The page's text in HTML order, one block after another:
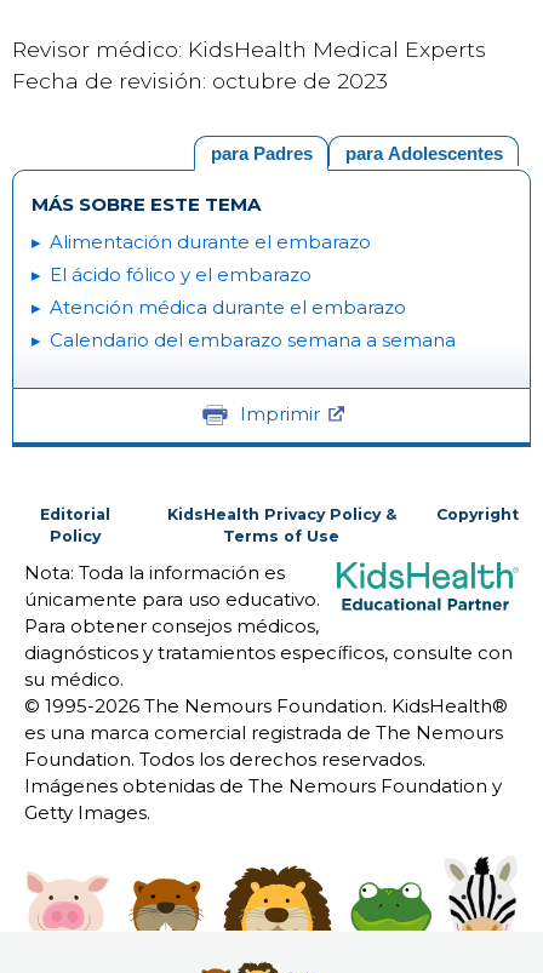
Revisor médico: KidsHealth Medical Experts
Fecha de revisión: octubre de 2023
para Adolescentes
para Padres
MÁS SOBRE ESTE TEMA
Alimentación durante el embarazo
El ácido fólico y el embarazo
Atención médica durante el embarazo
Calendario del embarazo semana a semana
Imprimir
Editorial
Policy
KidsHealth Privacy Policy &
Terms of Use
Copyright
Nota: Toda la información es
únicamente para uso educativo.
Para obtener consejos médicos,
diagnósticos y tratamientos específicos, consulte con
su médico.
© 1995-2026 The Nemours Foundation. KidsHealth®
es una marca comercial registrada de The Nemours
Foundation. Todos los derechos reservados.
Imágenes obtenidas de The Nemours Foundation y
Getty Images.